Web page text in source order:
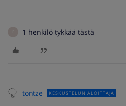
1 henkilö tykkää tästä
tontze KESKUSTELUN ALOITTAJA